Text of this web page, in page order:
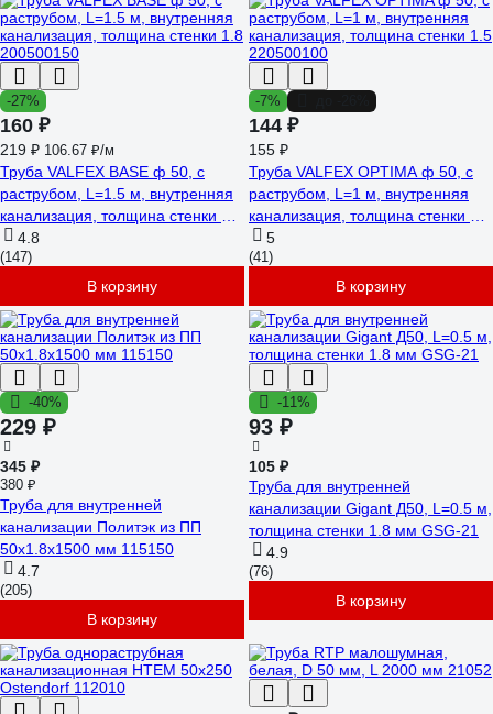
-27%
160 ₽
219 ₽ 106.67 ₽/м
Труба VALFEX BASE ф 50, с
раструбом, L=1.5 м, внутренняя
канализация, толщина стенки 1.8
200500150
4.8
(147)
В корзину
-7%
144 ₽
155 ₽
Труба VALFEX OPTIMA ф 50, с
раструбом, L=1 м, внутренняя
канализация, толщина стенки 1.5
220500100
5
(41)
В корзину
-40%
229 ₽
345 ₽
380 ₽
Труба для внутренней
канализации Политэк из ПП
50х1.8х1500 мм 115150
4.7
(205)
В корзину
-11%
93 ₽
105 ₽
Труба для внутренней
канализации Gigant Д50, L=0.5 м,
толщина стенки 1.8 мм GSG-21
4.9
(76)
В корзину